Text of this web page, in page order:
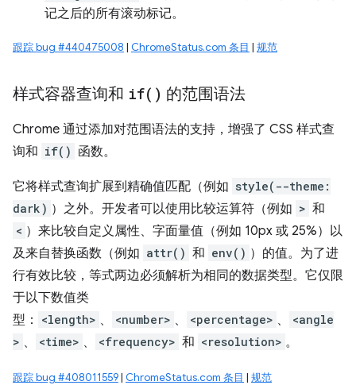
记之后的所有滚动标记。
跟踪 bug #440475008 | ChromeStatus.com 条目 | 规范
样式容器查询和 if( ) 的范围语法
Chrome 通过添加对范围语法的支持，增强了 CSS 样式查
询和 if() 函数。
它将样式查询扩展到精确值匹配（例如 style(--theme:
dark) ）之外。开发者可以使用比较运算符（例如 > 和
< ）来比较自定义属性、字面量值（例如 10px 或 25%）以
及来自替换函数（例如 attr() 和 env() ）的值。为了进
行有效比较，等式两边必须解析为相同的数据类型。它仅限
于以下数值类
型：
<length> 、 <number> 、 <percentage> 、
<angle
> 、 <time> 、 <frequency> 和 <resolution> 。
跟踪 bug #408011559| ChromeStatus.com 条目 | 规范